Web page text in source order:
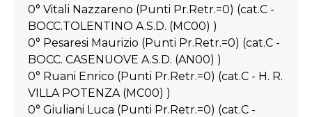
0° Vitali Nazzareno (Punti Pr.Retr.=0) (cat.C -
BOCC.TOLENTINO A.S.D. (MC00) )
0° Pesaresi Maurizio (Punti Pr.Retr.=0) (cat.C -
BOCC. CASENUOVE A.S.D. (AN00) )
0° Ruani Enrico (Punti Pr.Retr.=0) (cat.C - H. R.
VILLA POTENZA (MC00) )
0° Giuliani Luca (Punti Pr.Retr.=0) (cat.C -